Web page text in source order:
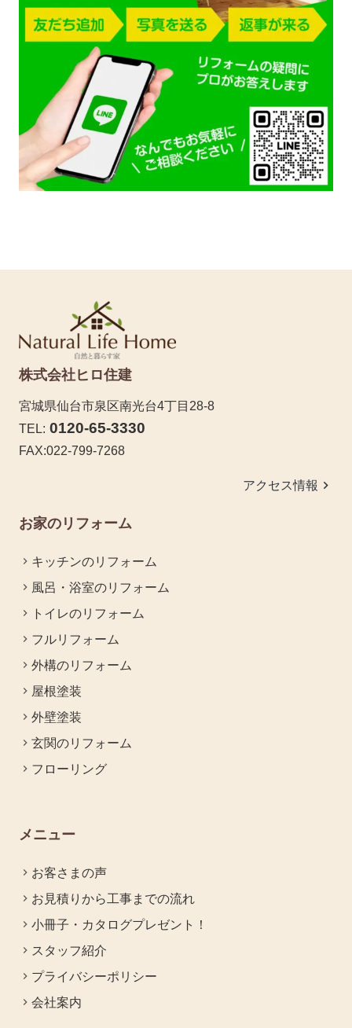
株式会社ヒロ住建
宮城県仙台市泉区南光台4丁目28-8
TEL: 0120-65-3330
FAX:022-799-7268
アクセス情報 keyboard_arrow_right
お家のリフォーム
キッチンのリフォーム
風呂・浴室のリフォーム
トイレのリフォーム
フルリフォーム
外構のリフォーム
屋根塗装
外壁塗装
玄関のリフォーム
フローリング
メニュー
お客さまの声
お見積りから工事までの流れ
小冊子・カタログプレゼント！
スタッフ紹介
プライバシーポリシー
会社案内